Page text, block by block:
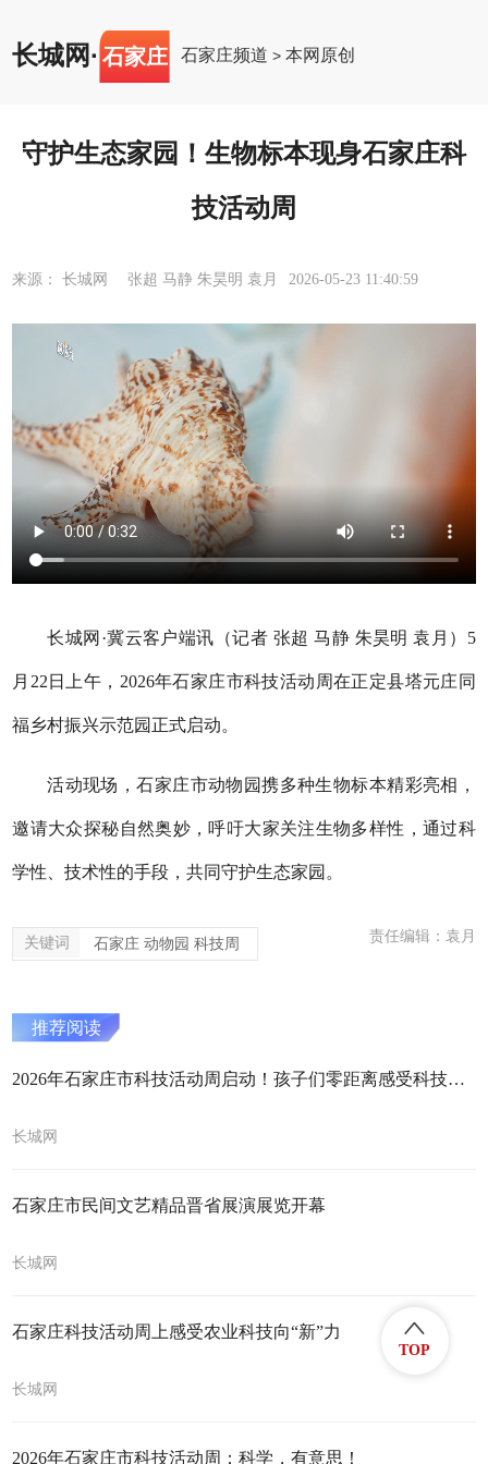
长城网· 石家庄 石家庄频道 >本网原创
守护生态家园！生物标本现身石家庄科
技活动周
来源： 长城网 张超 马静 朱昊明 袁月 2026-05-23 11:40:59
长城网·冀云客户端讯（记者 张超 马静 朱昊明 袁月）5
月22日上午，2026年石家庄市科技活动周在正定县塔元庄同
福乡村振兴示范园正式启动。
活动现场，石家庄市动物园携多种生物标本精彩亮相，
邀请大众探秘自然奥妙，呼吁大家关注生物多样性，通过科
学性、技术性的手段，共同守护生态家园。
关键词 石家庄 动物园 科技周 责任编辑：袁月
推荐阅读
2026年石家庄市科技活动周启动！孩子们零距离感受科技魅力
长城网
石家庄市民间文艺精品晋省展演展览开幕
长城网
石家庄科技活动周上感受农业科技向“新”力
长城网
2026年石家庄市科技活动周：科学，有意思！
TOP